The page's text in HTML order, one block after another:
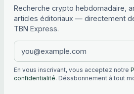
Recherche crypto hebdomadaire,
articles éditoriaux — directement
TBN Express.
En vous inscrivant, vous acceptez notre
confidentialité. Désabonnement à tout